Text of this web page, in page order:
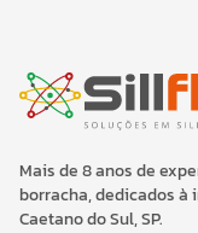
Mais de 8 anos de
borracha, dedicados à
Caetano do Sul, SP.